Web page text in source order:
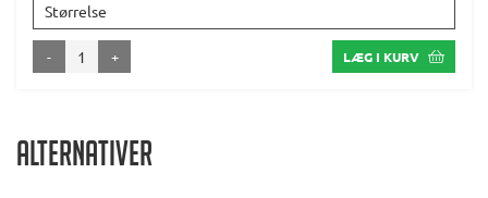
Størrelse
- + LÆG I KURV
Alternativer